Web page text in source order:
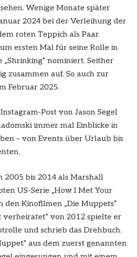
Wenige Monate später
2024 bei der Verleihung der
roten Teppich als Paar.
ersten Mal für seine Rolle in
nominiert. Seither
zusammen auf. So auch zur
Februar 2025.
Post von Jason Segel
immer mal Einblicke in
– von Events über Urlaub bis
2005 bis 2014 als Marshall
US-Serie „How I Met Your
den Kinofilmen „Die Muppets“
verheiratet“ von 2012 spielte er
und schrieb das Drehbuch.
aus dem zuerst genannten